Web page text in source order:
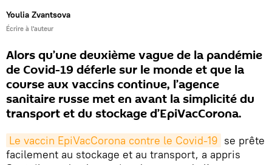
Youlia Zvantsova
Écrire à l'auteur
Alors qu’une deuxième vague de la pandémie
de Covid-19 déferle sur le monde et que la
course aux vaccins continue, l’agence
sanitaire russe met en avant la simplicité du
transport et du stockage d’EpiVacCorona.
Le vaccin EpiVacCorona contre le Covid-19 se prête
facilement au stockage et au transport, a appris